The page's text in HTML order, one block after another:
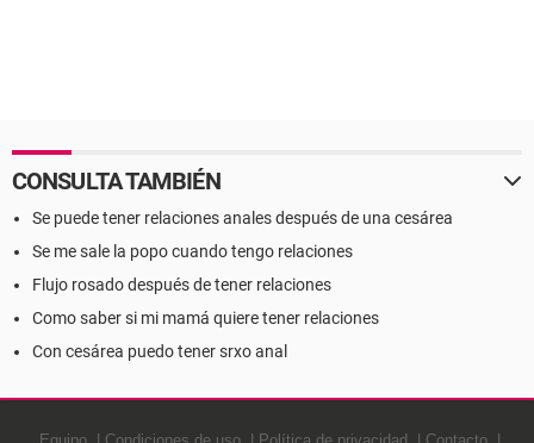
CONSULTA TAMBIÉN
Se puede tener relaciones anales después de una cesárea
Se me sale la popo cuando tengo relaciones
Flujo rosado después de tener relaciones
Como saber si mi mamá quiere tener relaciones
Con cesárea puedo tener srxo anal